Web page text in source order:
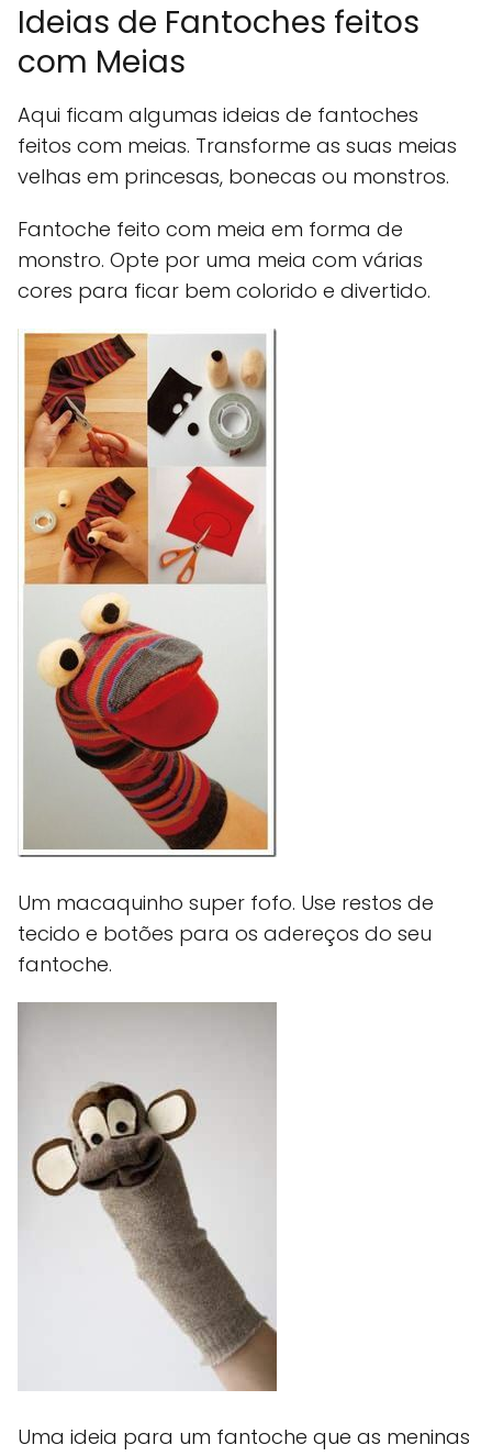
Ideias de Fantoches feitos
com Meias
Aqui ficam algumas ideias de fantoches
feitos com meias. Transforme as suas meias
velhas em princesas, bonecas ou monstros.
Fantoche feito com meia em forma de
monstro. Opte por uma meia com várias
cores para ficar bem colorido e divertido.
Um macaquinho super fofo. Use restos de
tecido e botões para os adereços do seu
fantoche.
Uma ideia para um fantoche que as meninas